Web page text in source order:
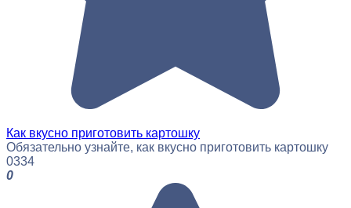
Как вкусно приготовить картошку
Обязательно узнайте, как вкусно приготовить картошку
0334
0